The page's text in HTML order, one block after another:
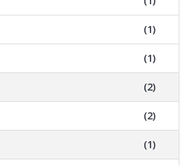
(1)
(1)
(2)
(2)
(1)